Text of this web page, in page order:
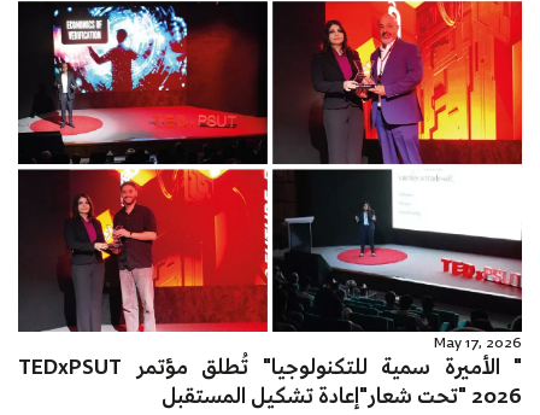
May 17, 2026
" الأميرة سمية للتكنولوجيا" تُطلق مؤتمر TEDxPSUT
2026 "تحت شعار"إعادة تشكيل المستقبل